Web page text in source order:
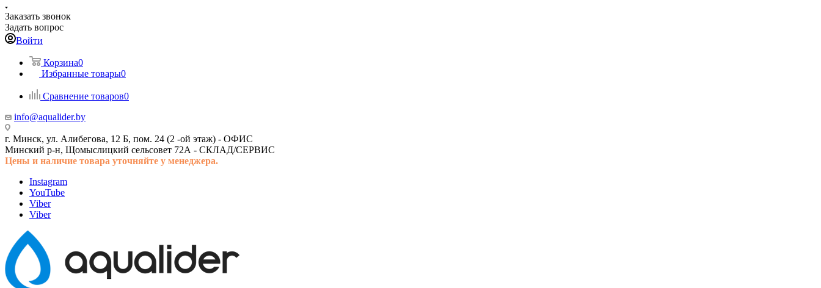
Заказать звонок
Задать вопрос
Войти
Корзина0
Избранные товары0
Сравнение товаров0
info@aqualider.by
г. Минск, ул. Алибегова, 12 Б, пом. 24 (2 -ой этаж) - ОФИС
Минский р-н, Щомыслицкий сельсовет 72А - СКЛАД/СЕРВИС
Цены и наличие товара уточняйте у менеджера.
Instagram
YouTube
Viber
Viber